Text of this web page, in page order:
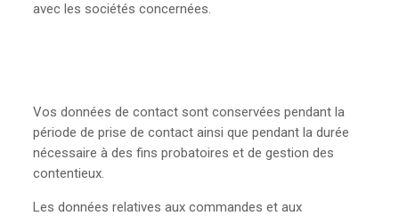
avec les sociétés concernées.
Vos données de contact sont conservées pendant la
période de prise de contact ainsi que pendant la durée
nécessaire à des fins probatoires et de gestion des
contentieux.
Les données relatives aux commandes et aux